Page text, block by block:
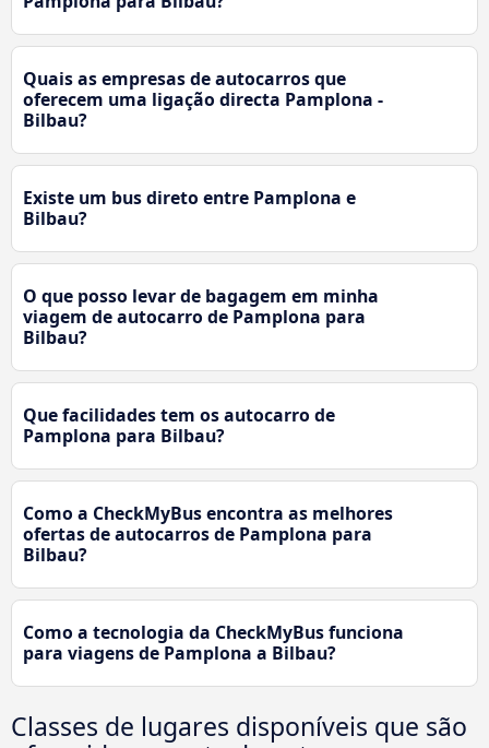
Quais as empresas de autocarros que
oferecem uma ligação directa Pamplona -
Bilbau?
Existe um bus direto entre Pamplona e
Bilbau?
O que posso levar de bagagem em minha
viagem de autocarro de Pamplona para
Bilbau?
Que facilidades tem os autocarro de
Pamplona para Bilbau?
Como a CheckMyBus encontra as melhores
ofertas de autocarros de Pamplona para
Bilbau?
Como a tecnologia da CheckMyBus funciona
para viagens de Pamplona a Bilbau?
Classes de lugares disponíveis que são